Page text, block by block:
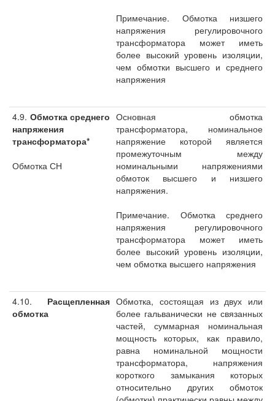
Примечание. Обмотка низшего
напряжения регулировочного
трансформатора может иметь
более высокий уровень изоляции,
чем обмотки высшего и среднего
напряжения
4.9. Обмотка среднего
напряжения
трансформатора*
Обмотка СН
Основная обмотка
трансформатора, номинальное
напряжение которой является
промежуточным между
номинальными напряжениями
обмоток высшего и низшего
напряжения.
Примечание. Обмотка среднего
напряжения регулировочного
трансформатора может иметь
более высокий уровень изоляции,
чем обмотка высшего напряжения
4.10. Расщепленная
обмотка
Обмотка, состоящая из двух или
более гальванически не связанных
частей, суммарная номинальная
мощность которых, как правило,
равна номинальной мощности
трансформатора, напряжения
короткого замыкания которых
относительно других обмоток